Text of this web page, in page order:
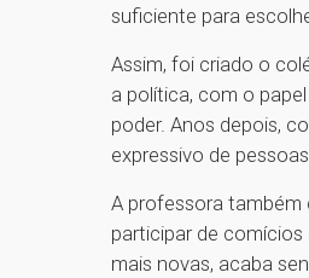
suficiente para
Assim, foi criado o
a política, com o
poder. Anos depois,
expressivo de
A professora também
participar de comícios
mais novas, acaba